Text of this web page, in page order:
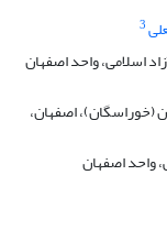
3
اسلامی، واحد اصفهان
(خوراسگان)، اصفهان،
واحد اصفهان